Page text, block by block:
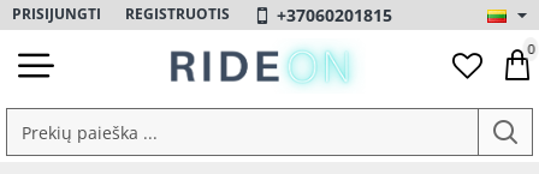
PRISIJUNGTI REGISTRUOTIS +37060201815
0
Prekių